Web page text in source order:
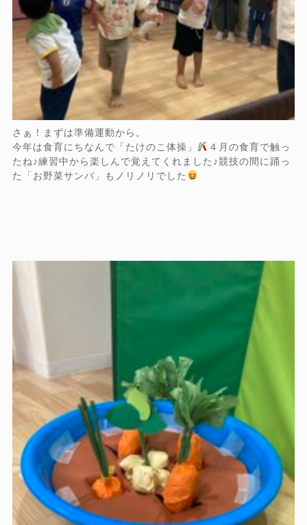
さぁ！まずは準備運動から。
今年は食育にちなんで「たけのこ体操」
４月の食育で触っ
たね♪練習中から楽しんで覚えてくれました♪競技の間に踊っ
た「お野菜サンバ」もノリノリでした